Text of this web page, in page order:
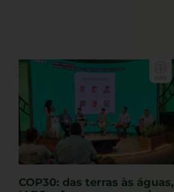
COP30: das terras às águas,